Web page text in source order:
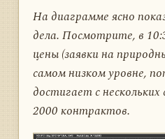
На диаграмме ясно
дела. Посмотрите, в
цены (заявки на
самом низком уровне,
достигает с
2000 контрактов.